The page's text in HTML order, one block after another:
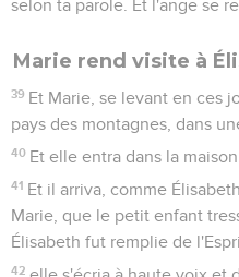
selon ta parole. Et l'ange se
Marie rend visite à
39 Et Marie, se levant en ces
pays des montagnes, dans
40 Et elle entra dans la
41 Et il arriva, comme
Marie, que le petit enfant
Élisabeth fut remplie de
42